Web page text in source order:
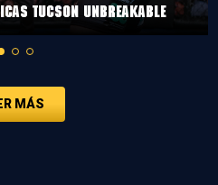
Tucson Unbreakable
MÁS